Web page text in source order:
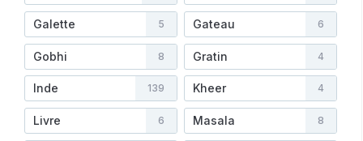
Galette 5 Gateau 6
Gobhi 8 Gratin 4
Inde 139 Kheer 4
Livre 6 Masala 8